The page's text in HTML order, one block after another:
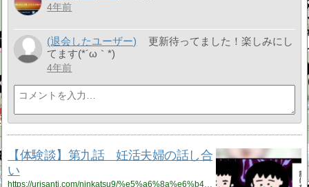
4年前
(退会したユーザー)
更新待ってました！楽しみにし
てます(*´ω｀*)
4年前
【体験談】第九話 妊活夫婦の話し合
い
https://urisanti.com/ninkatsu9/%e5%a6%8a%e6%b4%bb/